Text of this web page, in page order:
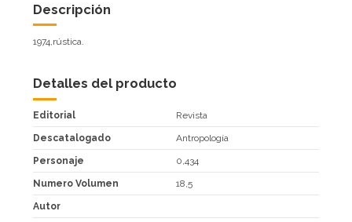
Descripción
1974,rústica.
Detalles del producto
Editorial Revista
Descatalogado Antropología
Personaje 0,434
Numero Volumen 18,5
Autor